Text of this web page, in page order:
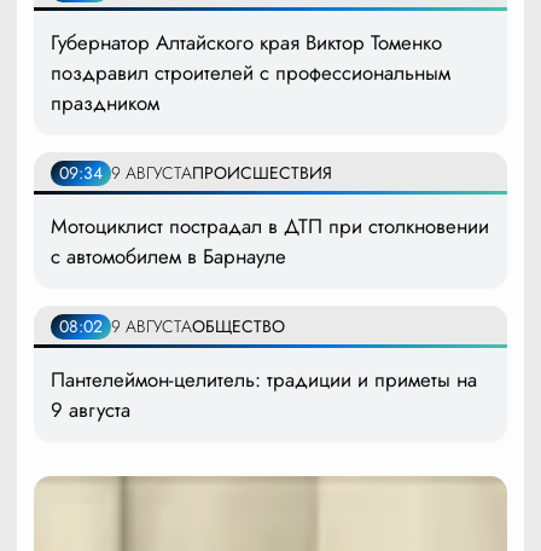
Губернатор Алтайского края Виктор Томенко
поздравил строителей с профессиональным
праздником
09:34 9 АВГУСТАПРОИСШЕСТВИЯ
Мотоциклист пострадал в ДТП при столкновении
с автомобилем в Барнауле
08:02 9 АВГУСТАОБЩЕСТВО
Пантелеймон-целитель: традиции и приметы на
9 августа